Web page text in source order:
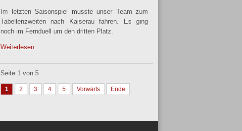
Im letzten Saisonspiel musste unser Team zum
Tabellenzweiten nach Kaiserau fahren. Es ging
noch im Fernduell um den dritten Platz.
Weiterlesen …
Seite 1 von 5
1 2 3 4 5 Vorwärts Ende